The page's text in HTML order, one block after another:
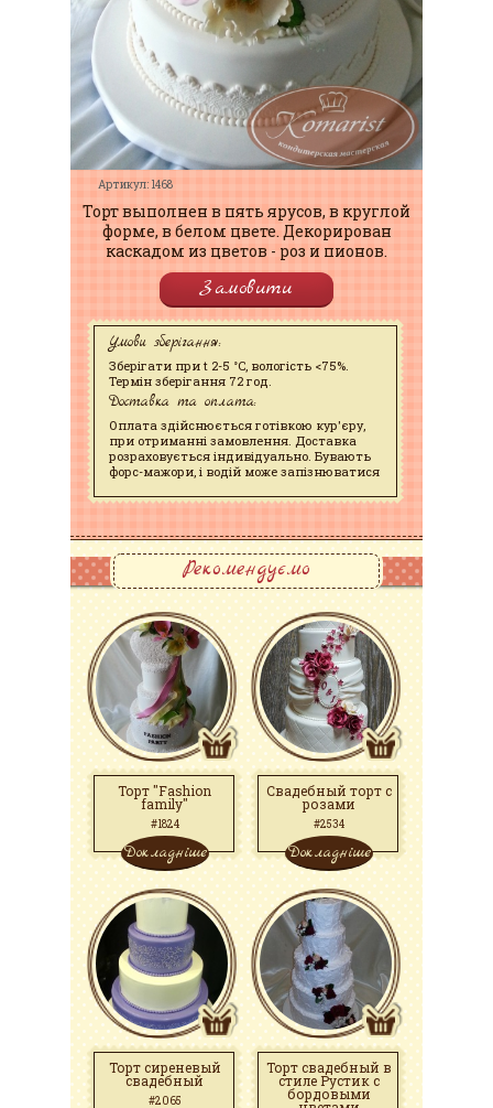
Артикул: 1468
Торт выполнен в пять ярусов, в круглой
форме, в белом цвете. Декорирован
каскадом из цветов - роз и пионов.
Замовити
Умови зберігання:
Зберігати при t 2-5 °C, вологість <75%.
Термін зберігання 72 год.
Доставка та оплата:
Оплата здійснюється готівкою кур'єру,
при отриманні замовлення. Доставка
розраховується індивідуально. Бувають
форс-мажори, і водій може запізнюватися
Рекомендуємо
Торт "Fashion
family"
#1824
Докладніше
Свадебный торт с
розами
#2534
Докладніше
Торт сиреневый
свадебный
#2065
Торт свадебный в
стиле Рустик с
бордовыми